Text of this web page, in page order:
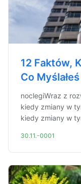
12 Faktów,
Co
noclegiWraz z
kiedy zmiany w
kiedy zmiany w
30.11.-0001